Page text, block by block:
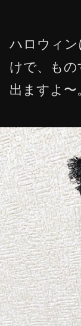
ハロウィ
けで、も
出ますよ〜